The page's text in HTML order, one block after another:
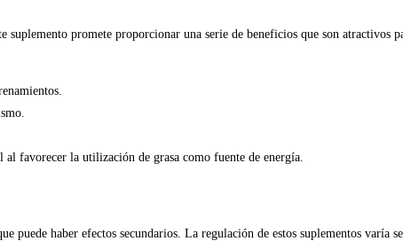
promete proporcionar una serie de beneficios que son atractivos
favorecer la utilización de grasa como fuente de energía.
haber efectos secundarios. La regulación de estos suplementos varía